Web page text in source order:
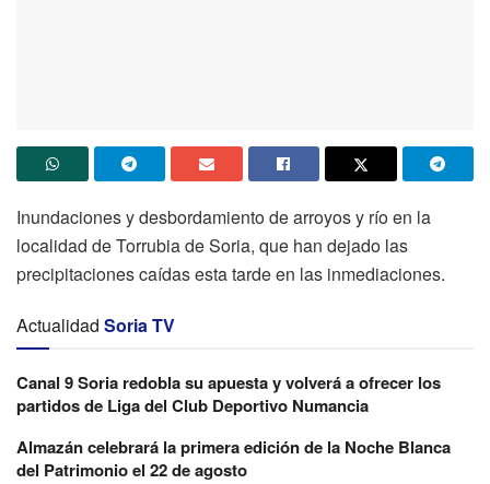
Inundaciones y desbordamiento de arroyos y río en la
localidad de Torrubia de Soria, que han dejado las
precipitaciones caídas esta tarde en las inmediaciones.
Actualidad Soria TV
Canal 9 Soria redobla su apuesta y volverá a ofrecer los
partidos de Liga del Club Deportivo Numancia
Almazán celebrará la primera edición de la Noche Blanca
del Patrimonio el 22 de agosto